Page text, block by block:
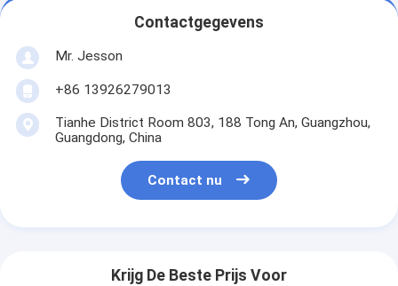
Contactgegevens
Mr. Jesson
+86 13926279013
Tianhe District Room 803, 188 Tong An, Guangzhou,
Guangdong, China
Contact nu
Krijg De Beste Prijs Voor